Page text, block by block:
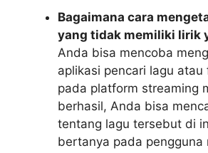
Bagaimana cara
yang tidak memiliki lirik
Anda bisa mencoba
aplikasi pencari lagu atau
pada platform streaming
berhasil, Anda bisa
tentang lagu tersebut di
bertanya pada pengguna